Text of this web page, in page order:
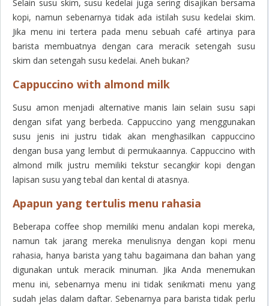
Selain susu skim, susu kedelai juga sering disajikan bersama
kopi, namun sebenarnya tidak ada istilah susu kedelai skim.
Jika menu ini tertera pada menu sebuah café artinya para
barista membuatnya dengan cara meracik setengah susu
skim dan setengah susu kedelai. Aneh bukan?
Cappuccino with almond milk
Susu amon menjadi alternative manis lain selain susu sapi
dengan sifat yang berbeda. Cappuccino yang menggunakan
susu jenis ini justru tidak akan menghasilkan cappuccino
dengan busa yang lembut di permukaannya. Cappuccino with
almond milk justru memiliki tekstur secangkir kopi dengan
lapisan susu yang tebal dan kental di atasnya.
Apapun yang tertulis menu rahasia
Beberapa coffee shop memiliki menu andalan kopi mereka,
namun tak jarang mereka menulisnya dengan kopi menu
rahasia, hanya barista yang tahu bagaimana dan bahan yang
digunakan untuk meracik minuman. Jika Anda menemukan
menu ini, sebenarnya menu ini tidak senikmati menu yang
sudah jelas dalam daftar. Sebenarnya para barista tidak perlu